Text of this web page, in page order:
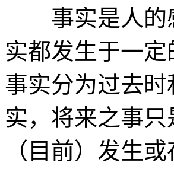
事实是人的感
实都发生于一
事实分为过去
实，将来之事
（目前）发生